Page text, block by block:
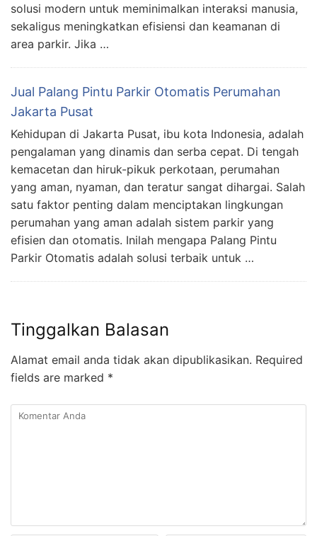
solusi modern untuk meminimalkan interaksi manusia,
sekaligus meningkatkan efisiensi dan keamanan di
area parkir. Jika …
Jual Palang Pintu Parkir Otomatis Perumahan
Jakarta Pusat
Kehidupan di Jakarta Pusat, ibu kota Indonesia, adalah
pengalaman yang dinamis dan serba cepat. Di tengah
kemacetan dan hiruk-pikuk perkotaan, perumahan
yang aman, nyaman, dan teratur sangat dihargai. Salah
satu faktor penting dalam menciptakan lingkungan
perumahan yang aman adalah sistem parkir yang
efisien dan otomatis. Inilah mengapa Palang Pintu
Parkir Otomatis adalah solusi terbaik untuk …
Tinggalkan Balasan
Alamat email anda tidak akan dipublikasikan. Required
fields are marked *